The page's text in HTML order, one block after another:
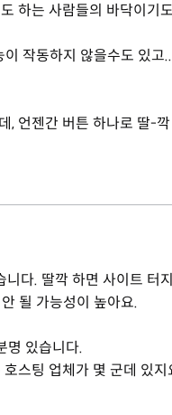
하는 사람들의 바닥이기
작동하지 않을수도 있
언젠간 버튼 하나로 딸-
다. 딸깍 하면 사이트 터
될 가능성이 높아요.
명 있습니다.
스팅 업체가 몇 군데 있지